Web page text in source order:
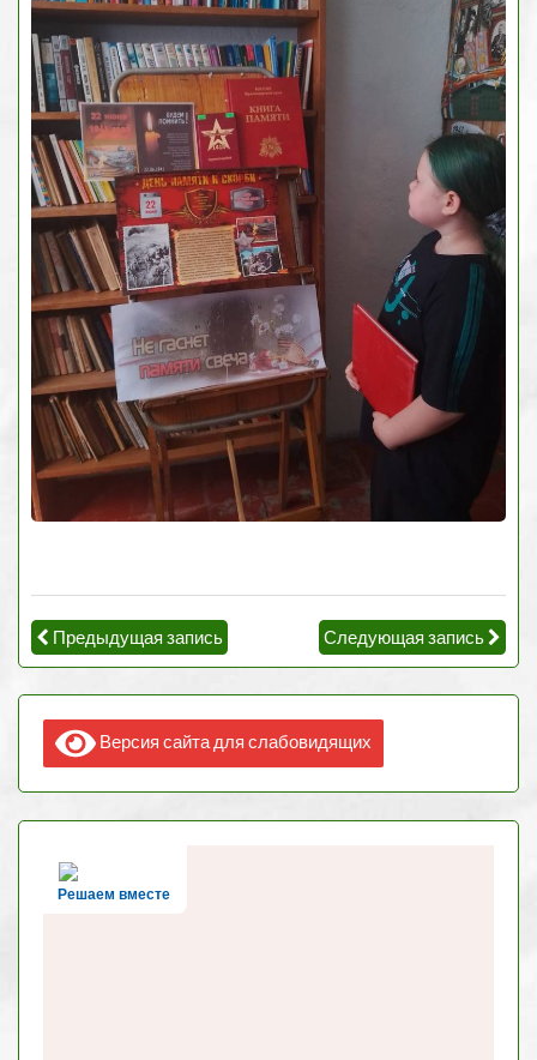
Предыдущая запись Следующая запись
Версия сайта для слабовидящих
Решаем вместе